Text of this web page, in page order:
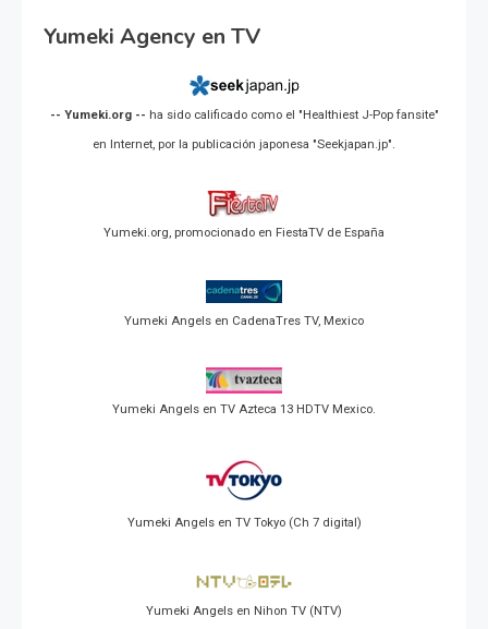
Yumeki Agency en TV
-- Yumeki.org -- ha sido calificado como el "Healthiest J-Pop fansite"
en Internet, por la publicación japonesa "Seekjapan.jp".
Yumeki.org, promocionado en FiestaTV de España
Yumeki Angels en CadenaTres TV, Mexico
Yumeki Angels en TV Azteca 13 HDTV Mexico.
Yumeki Angels en TV Tokyo (Ch 7 digital)
Yumeki Angels en Nihon TV (NTV)